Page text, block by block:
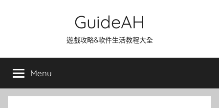
GuideAH
遊戲攻略&軟件生活教程大全
Menu